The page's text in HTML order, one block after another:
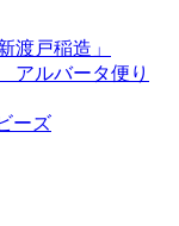
渡戸稲造」
アルバータ便り
ーズ